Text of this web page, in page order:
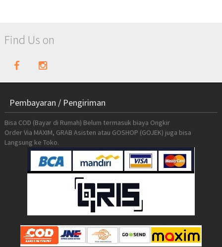
Find Us on
Pembayaran / Pengiriman
Bisa COD (Bayar di Rumah) Belum termasuk biaya Ongkir
Order Via MAXIM, GRAB Asisten atau GOSHOP (GOJEK) juga bisa
Langsung ke Toko.